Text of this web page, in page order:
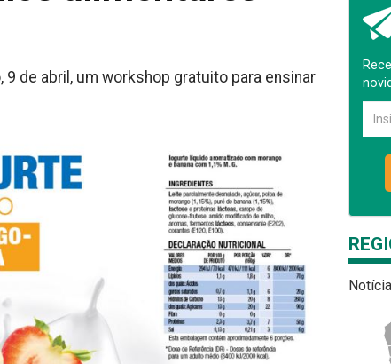
de abril, um workshop gratuito para ensinar